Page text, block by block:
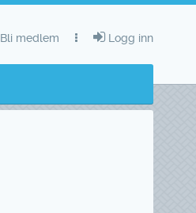
Logg inn
Bli medlem